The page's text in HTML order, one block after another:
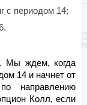
с периодом 14;
Мы ждем, когда
14 и начнет от
направлению
Колл, если